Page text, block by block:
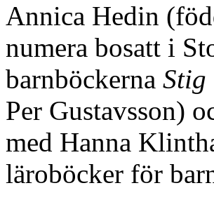
Annica Hedin
numera bosatt i
barnböckerna Stig
Per Gustavsson)
med Hanna
läroböcker för